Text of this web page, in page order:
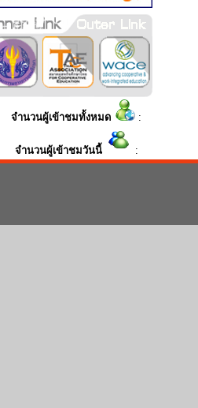
จำนวนผู้เข้าชมทั้งหมด :
จำนวนผู้เข้าชมวันนี้ :